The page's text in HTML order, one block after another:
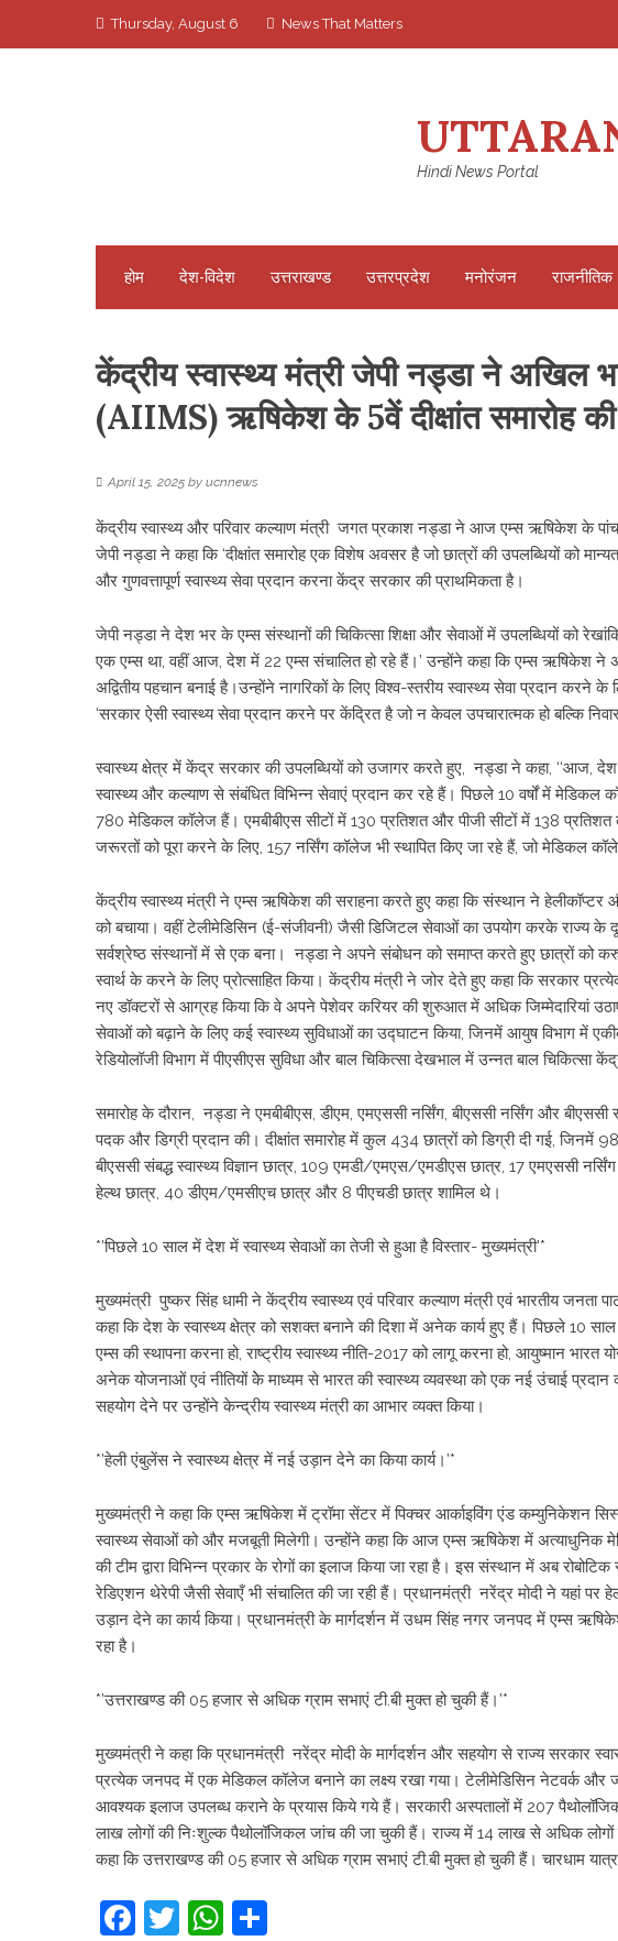
Thursday, August 6 News That Matters
Hindi News Portal
होम देश-विदेश उत्तराखण्ड उत्तरप्रदेश मनोरंजन राजनीतिक
केंद्रीय स्वास्थ्य मंत्री जेपी नड्डा ने अखिल
(AIIMS) ऋषिकेश के 5वें दीक्षांत समारोह की
April 15, 2025 by ucnnews
केंद्रीय स्वास्थ्य और परिवार कल्याण मंत्री जगत प्रकाश नड्डा ने आज एम्स ऋषिकेश के पांचवें
जेपी नड्डा ने कहा कि ‘दीक्षांत समारोह एक विशेष अवसर है जो छात्रों की उपलब्धियों को
और गुणवत्तापूर्ण स्वास्थ्य सेवा प्रदान करना केंद्र सरकार की प्राथमिकता है।
जेपी नड्डा ने देश भर के एम्स संस्थानों की चिकित्सा शिक्षा और सेवाओं में उपलब्धियों को
एक एम्स था, वहीं आज, देश में 22 एम्स संचालित हो रहे हैं।’ उन्होंने कहा कि एम्स ऋषिकेश
अद्वितीय पहचान बनाई है।उन्होंने नागरिकों के लिए विश्व-स्तरीय स्वास्थ्य सेवा प्रदान करने के
‘सरकार ऐसी स्वास्थ्य सेवा प्रदान करने पर केंद्रित है जो न केवल उपचारात्मक हो बल्कि
स्वास्थ्य क्षेत्र में केंद्र सरकार की उपलब्धियों को उजागर करते हुए, नड्डा ने कहा, ‘‘आज,
स्वास्थ्य और कल्याण से संबंधित विभिन्न सेवाएं प्रदान कर रहे हैं। पिछले 10 वर्षों में
780 मेडिकल कॉलेज हैं। एमबीबीएस सीटों में 130 प्रतिशत और पीजी सीटों में 138 प्रतिशत
जरूरतों को पूरा करने के लिए, 157 नर्सिंग कॉलेज भी स्थापित किए जा रहे हैं, जो मेडिकल
केंद्रीय स्वास्थ्य मंत्री ने एम्स ऋषिकेश की सराहना करते हुए कहा कि संस्थान ने हेलीकॉप्टर
को बचाया। वहीं टेलीमेडिसिन (ई-संजीवनी) जैसी डिजिटल सेवाओं का उपयोग करके राज्य
सर्वश्रेष्ठ संस्थानों में से एक बना। नड्डा ने अपने संबोधन को समाप्त करते हुए छात्रों को
स्वार्थ के करने के लिए प्रोत्साहित किया। केंद्रीय मंत्री ने जोर देते हुए कहा कि सरकार
नए डॉक्टरों से आग्रह किया कि वे अपने पेशेवर करियर की शुरुआत में अधिक जिम्मेदारियां
सेवाओं को बढ़ाने के लिए कई स्वास्थ्य सुविधाओं का उद्घाटन किया, जिनमें आयुष विभाग में
रेडियोलॉजी विभाग में पीएसीएस सुविधा और बाल चिकित्सा देखभाल में उन्नत बाल चिकित्सा
समारोह के दौरान, नड्डा ने एमबीबीएस, डीएम, एमएससी नर्सिंग, बीएससी नर्सिंग और बीएससी
पदक और डिग्री प्रदान की। दीक्षांत समारोह में कुल 434 छात्रों को डिग्री दी गई, जिनमें
बीएससी संबद्ध स्वास्थ्य विज्ञान छात्र, 109 एमडी/एमएस/एमडीएस छात्र, 17 एमएससी
हेल्थ छात्र, 40 डीएम/एमसीएच छात्र और 8 पीएचडी छात्र शामिल थे।
*’पिछले 10 साल में देश में स्वास्थ्य सेवाओं का तेजी से हुआ है विस्तार- मुख्यमंत्री’*
मुख्यमंत्री पुष्कर सिंह धामी ने केंद्रीय स्वास्थ्य एवं परिवार कल्याण मंत्री एवं भारतीय जनता
कहा कि देश के स्वास्थ्य क्षेत्र को सशक्त बनाने की दिशा में अनेक कार्य हुए हैं। पिछले 10
एम्स की स्थापना करना हो, राष्ट्रीय स्वास्थ्य नीति-2017 को लागू करना हो, आयुष्मान भारत
अनेक योजनाओं एवं नीतियों केे माध्यम से भारत की स्वास्थ्य व्यवस्था को एक नई उंचाई
सहयोग देने पर उन्होंने केन्द्रीय स्वास्थ्य मंत्री का आभार व्यक्त किया।
*’हेली एंबुलेंस ने स्वास्थ्य क्षेत्र में नई उड़ान देने का किया कार्य।’*
मुख्यमंत्री ने कहा कि एम्स ऋषिकेश में ट्रॉमा सेंटर में पिक्चर आर्काइविंग एंड कम्युनिकेशन
स्वास्थ्य सेवाओं को और मजबूती मिलेगी। उन्होंने कहा कि आज एम्स ऋषिकेश में अत्याधुनिक
की टीम द्वारा विभिन्न प्रकार के रोगों का इलाज किया जा रहा है। इस संस्थान में अब
रेडिएशन थेरेपी जैसी सेवाएँ भी संचालित की जा रही हैं। प्रधानमंत्री नरेंद्र मोदी ने यहां
उड़ान देने का कार्य किया। प्रधानमंत्री के मार्गदर्शन में उधम सिंह नगर जनपद में एम्स
रहा है।
*’उत्तराखण्ड की 05 हजार से अधिक ग्राम सभाएं टी.बी मुक्त हो चुकी हैं।’*
मुख्यमंत्री ने कहा कि प्रधानमंत्री नरेंद्र मोदी के मार्गदर्शन और सहयोग से राज्य सरकार
प्रत्येक जनपद में एक मेडिकल कॉलेज बनाने का लक्ष्य रखा गया। टेलीमेडिसिन नेटवर्क और
आवश्यक इलाज उपलब्ध कराने के प्रयास किये गये हैं। सरकारी अस्पतालों में 207
लाख लोगों की निःशुल्क पैथोलॉजिकल जांच की जा चुकी हैं। राज्य में 14 लाख से अधिक
कहा कि उत्तराखण्ड की 05 हजार से अधिक ग्राम सभाएं टी.बी मुक्त हो चुकी हैं। चारधाम
Facebook
TwitterWhatsApp